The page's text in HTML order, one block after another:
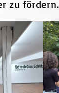
zu fördern.